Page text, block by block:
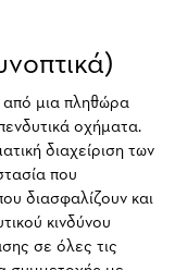
από μια πληθώρα
οχήματα.
διαχείριση των
που
διασφαλίζουν και
κινδύνου
σε όλες τις